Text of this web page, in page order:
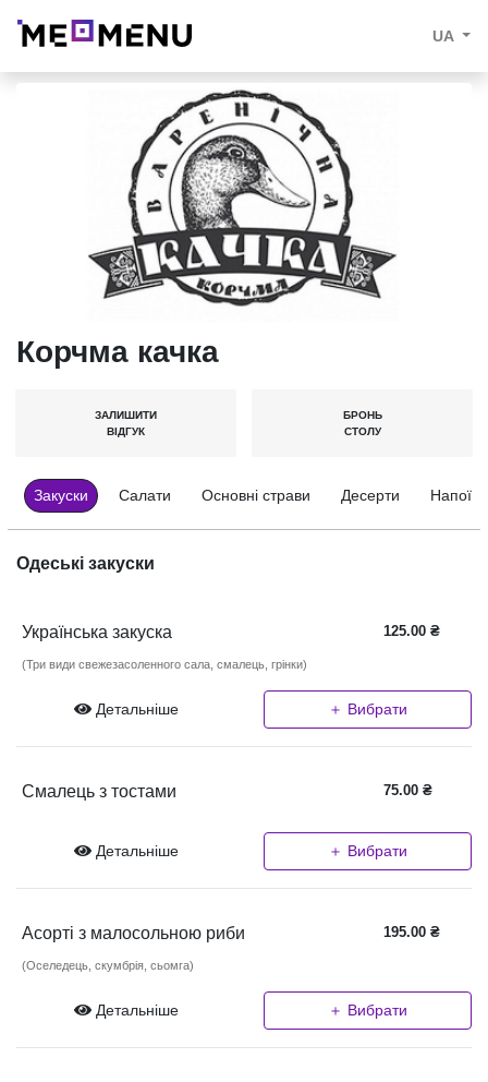
UA
Корчма качка
ЗАЛИШИТИ
ВІДГУК
БРОНЬ
СТОЛУ
Закуски Салати Основні страви Десерти Напої
Одеські закуски
Українська закуска 125.00 ₴
(Три види свежезасоленного сала, смалець, грінки)
Детальніше ＋ Вибрати
Смалець з тостами 75.00 ₴
Детальніше ＋ Вибрати
Асорті з малосольною риби 195.00 ₴
(Оселедець, скумбрія, сьомга)
Детальніше ＋ Вибрати